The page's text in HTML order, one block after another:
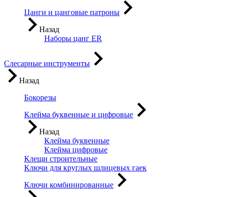
Цанги и цанговые патроны
Назад
Наборы цанг ER
Слесарные инструменты
Назад
Бокорезы
Клейма буквенные и цифровые
Назад
Клейма буквенные
Клейма цифровые
Клещи строительные
Ключи для круглых шлицевых гаек
Ключи комбинированные